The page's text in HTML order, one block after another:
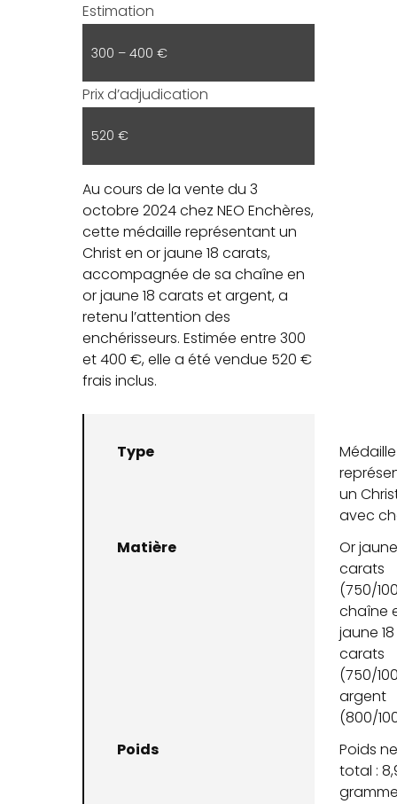
Estimation
300 – 400 €
Prix d’adjudication
520 €
Au cours de la vente du 3
octobre 2024 chez NEO Enchères,
cette médaille représentant un
Christ en or jaune 18 carats,
accompagnée de sa chaîne en
or jaune 18 carats et argent, a
retenu l’attention des
enchérisseurs. Estimée entre 300
et 400 €, elle a été vendue 520 €
frais inclus.
Type
Médaille
un
avec
Matière
Or
carats
(750/
chaîne
jaune 18
carats
(750/
argent
(800/
Poids
Poids
total :